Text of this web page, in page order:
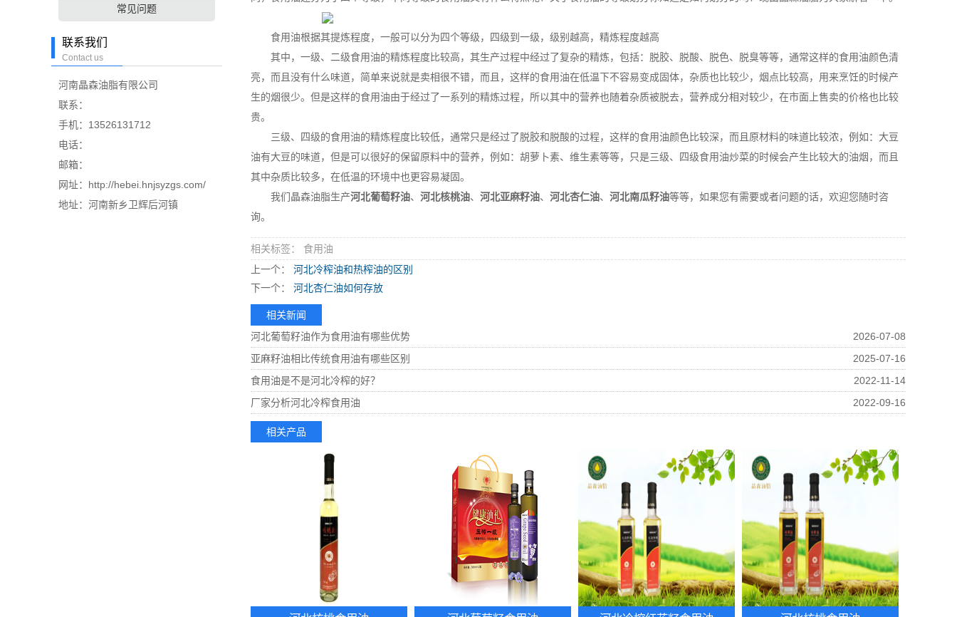
常见问题
联系我们
Contact us
河南晶森油脂有限公司
联系：
手机：13526131712
电话：
邮箱：
网址：http://hebei.hnjsyzgs.com/
地址：河南新乡卫辉后河镇
食用油根据其提炼程度，一般可以分为四个等级，四级到一级，级别越高，精炼程度越高
其中，一级、二级食用油的精炼程度比较高，其生产过程中经过了复杂的精炼，包括：脱胶、脱酸、脱色、脱臭等等，通常这样的食用油颜色清
亮，而且没有什么味道，简单来说就是卖相很不错，而且，这样的食用油在低温下不容易变成固体，杂质也比较少，烟点比较高，用来烹饪的时候产
生的烟很少。但是这样的食用油由于经过了一系列的精炼过程，所以其中的营养也随着杂质被脱去，营养成分相对较少，在市面上售卖的价格也比较
贵。
三级、四级的食用油的精炼程度比较低，通常只是经过了脱胶和脱酸的过程，这样的食用油颜色比较深，而且原材料的味道比较浓，例如：大豆
油有大豆的味道，但是可以很好的保留原料中的营养，例如：胡萝卜素、维生素等等，只是三级、四级食用油炒菜的时候会产生比较大的油烟，而且
其中杂质比较多，在低温的环境中也更容易凝固。
我们晶森油脂生产河北葡萄籽油、 河北核桃油、 河北亚麻籽油、 河北杏仁油、 河北南瓜籽油等等，如果您有需要或者问题的话，欢迎您随时咨
询。
相关标签： 食用油
上一个：
河北冷榨油和热榨油的区别
下一个：
河北杏仁油如何存放
相关新闻
河北葡萄籽油作为食用油有哪些优势
2026-07-08
亚麻籽油相比传统食用油有哪些区别
2025-07-16
食用油是不是河北冷榨的好？
2022-11-14
厂家分析河北冷榨食用油
2022-09-16
相关产品